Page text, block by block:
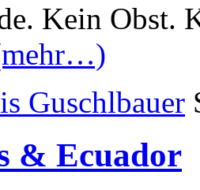
Kein Obst.
Guschlbauer
& Ecuador